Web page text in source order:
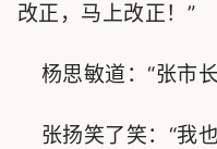
改正，马上改正！”
杨思敏道：“张市
张扬笑了笑：“我